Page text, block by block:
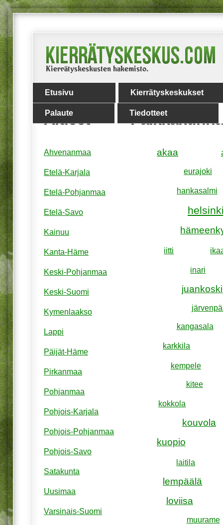
Etusivu Kierrätyskeskukset
Palaute Tiedotteet
akaa
eurajoki
hankasalmi
iitti
inari
juankoski
kangasala
karkkila
kempele
kitee
kokkola
kouvola
kuopio
laitila
lempäälä
loviisa
muurame
Alueet
Ahvenanmaa
Etelä-Karjala
Etelä-Pohjanmaa
Etelä-Savo
Kainuu
Kanta-Häme
Keski-Pohjanmaa
Keski-Suomi
Kymenlaakso
Lappi
Päijät-Häme
Pirkanmaa
Pohjanmaa
Pohjois-Karjala
Pohjois-Pohjanmaa
Pohjois-Savo
Satakunta
Uusimaa
Varsinais-Suomi